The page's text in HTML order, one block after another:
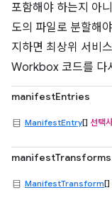
포함해야 하는지 아
도의 파일로 분할해
지하면 최상위 서비
Workbox 코드를 다
manifestEntries
ManifestEntry[] 선택
manifestTransforms
ManifestTransform[]